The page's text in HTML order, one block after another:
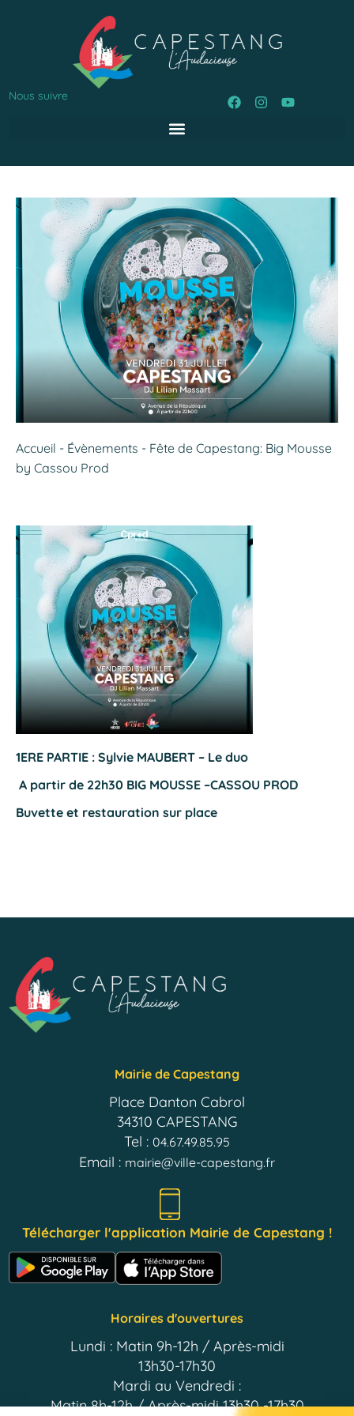
Nous suivre
Accueil - Évènements - Fête de Capestang: Big Mousse
by Cassou Prod
1ERE PARTIE : Sylvie MAUBERT – Le duo
A partir de 22h30 BIG MOUSSE –CASSOU PROD
Buvette et restauration sur place
Mairie de Capestang
Place Danton Cabrol
34310 CAPESTANG
Tel : 04.67.49.85.95
Email : mairie@ville-capestang.fr
Télécharger l'application Mairie de Capestang !
Horaires d'ouvertures
Lundi : Matin 9h-12h / Après-midi
13h30-17h30
Mardi au Vendredi :
Matin 8h-12h / Après-midi 13h30 -17h30